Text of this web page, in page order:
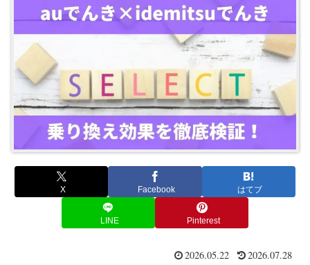
X Facebook はてブ
LINE Pinterest
2026.05.22
2026.07.28